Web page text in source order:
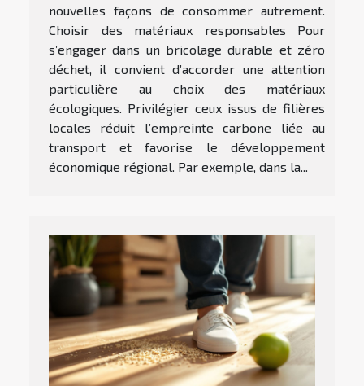
nouvelles façons de consommer autrement.
Choisir des matériaux responsables Pour
s’engager dans un bricolage durable et zéro
déchet, il convient d’accorder une attention
particulière au choix des matériaux
écologiques. Privilégier ceux issus de filières
locales réduit l’empreinte carbone liée au
transport et favorise le développement
économique régional. Par exemple, dans la...